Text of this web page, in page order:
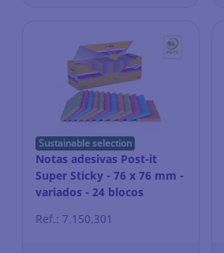
Sustainable selection
Notas adesivas Post-it
Super Sticky - 76 x 76 mm -
variados - 24 blocos
Ref.: 7.150.301